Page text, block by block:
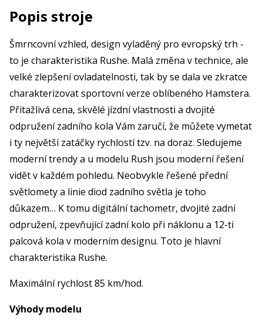
Popis stroje
Šmrncovní vzhled, design vyladěný pro evropský trh -
to je charakteristika Rushe. Malá změna v technice, ale
velké zlepšení ovladatelnosti, tak by se dala ve zkratce
charakterizovat sportovní verze oblíbeného Hamstera.
Přitažlivá cena, skvělé jízdní vlastnosti a dvojité
odpružení zadního kola Vám zaručí, že můžete vymetat
i ty největší zatáčky rychlostí tzv. na doraz. Sledujeme
moderní trendy a u modelu Rush jsou moderní řešení
vidět v každém pohledu. Neobvykle řešené přední
světlomety a linie diod zadního světla je toho
důkazem… K tomu digitální tachometr, dvojité zadní
odpružení, zpevňující zadní kolo při náklonu a 12-ti
palcová kola v moderním designu. Toto je hlavní
charakteristika Rushe.
Maximální rychlost 85 km/hod.
Výhody modelu